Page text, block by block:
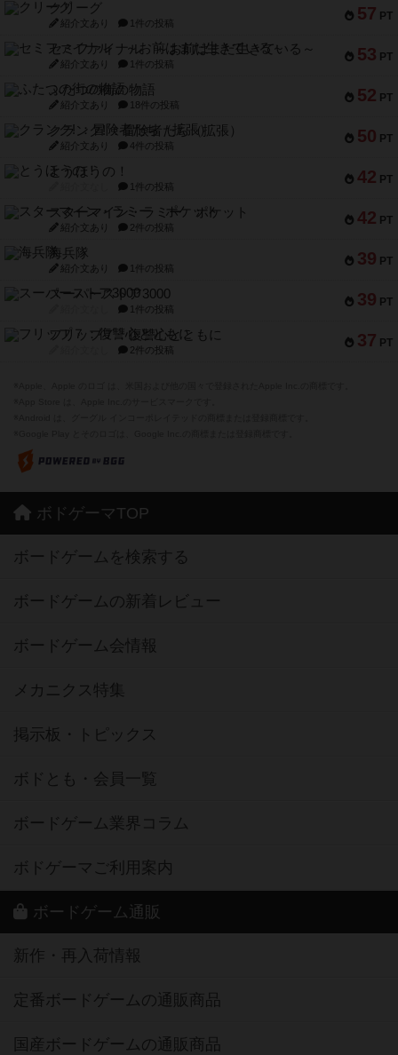
57 PT
クリーグ
紹介文あり 1件の投稿
53 PT
セミファイナル ～お前はまだ生きている～
紹介文あり 1件の投稿
52 PT
ふたつの街の物語
紹介文あり 18件の投稿
50 PT
クランク! ：冒険者たち（拡張）
紹介文あり 4件の投稿
42 PT
とうほうの！
1件の投稿
42 PT
スターマイン・ラミー ポケット
紹介文あり 2件の投稿
39 PT
海兵隊
紹介文あり 1件の投稿
39 PT
スーパーストア3000
1件の投稿
37 PT
フリップ７：復讐心とともに
2件の投稿
ボドゲーマTOP
ボードゲームを検索する
ボードゲームの新着レビュー
ボードゲーム会情報
メカニクス特集
掲示板・トピックス
ボドとも・会員一覧
ボードゲーム業界コラム
ボドゲーマご利用案内
ボードゲーム通販
新作・再入荷情報
定番ボードゲームの通販商品
国産ボードゲームの通販商品